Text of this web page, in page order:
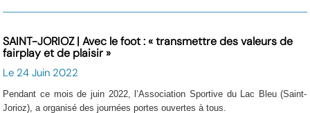
SAINT-JORIOZ | Avec le foot : « transmettre des valeurs de
fairplay et de plaisir »
Le 24 Juin 2022
Pendant ce mois de juin 2022, l’Association Sportive du Lac Bleu (Saint-
Jorioz), a organisé des journées portes ouvertes à tous.